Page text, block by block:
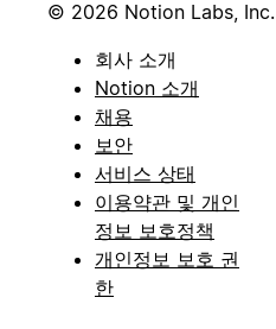
© 2026 Notion Labs, Inc.
회사 소개
Notion 소개
채용
보안
서비스 상태
이용약관 및 개인
정보 보호정책
개인정보 보호 권
한